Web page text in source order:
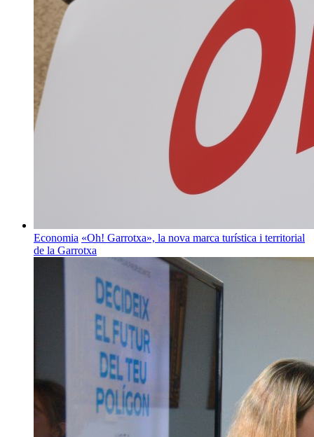
Economia «Oh! Garrotxa», la nova marca turística i territorial
de la Garrotxa